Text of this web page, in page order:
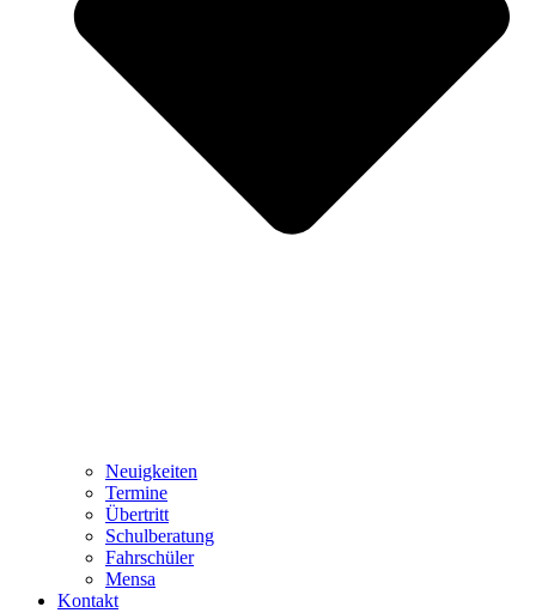
Neuigkeiten
Termine
Übertritt
Schulberatung
Fahrschüler
Mensa
Kontakt